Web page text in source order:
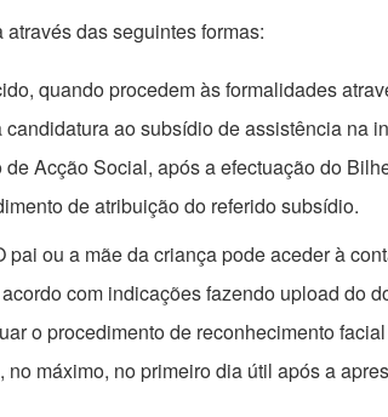
das seguintes formas:
quando procedem às formalidades
ao subsídio de assistência na
Acção Social, após a efectuação do
de atribuição do referido subsídio.
pai ou a mãe da criança pode aceder à
com indicações fazendo upload do
o procedimento de reconhecimento
máximo, no primeiro dia útil após a